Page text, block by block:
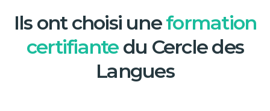
Ils ont choisi uneformation
certifiantedu Cercle des
Langues